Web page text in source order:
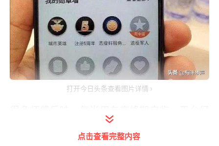
打开今日头条查看图片详情
常派那些3公里以上的实时单，出于人性化考
虑，师傅可以选择接或是不接，但是，高峰期
点击查看完整内容